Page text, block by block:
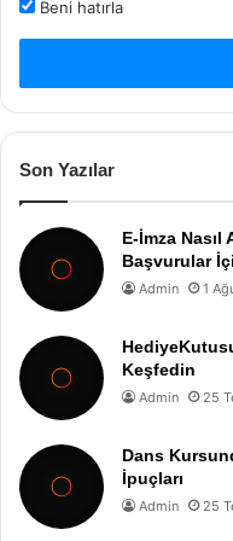
Beni hatırla
Son Yazılar
E-İmza Nasıl
Başvurular
Admin 1
Keşfedin
Admin 25
Dans
İpuçları
Admin 25